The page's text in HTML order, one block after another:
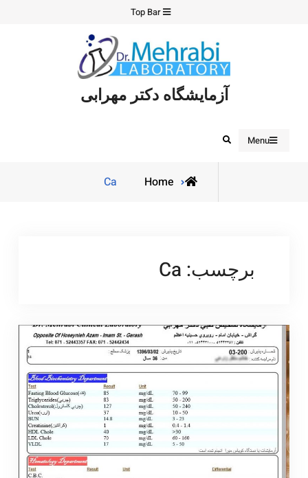
Top Bar
آزمایشگاه دکتر مهرابی
Menu
Search
Home
Posts
Ca
برچسب: Ca